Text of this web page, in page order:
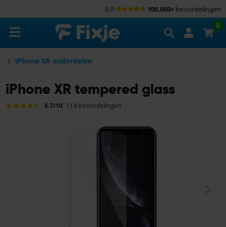
100.000+beoordelingen
0
iPhone XR onderdelen
iPhone XR tempered glass
8.7/10 114 beoordelingen